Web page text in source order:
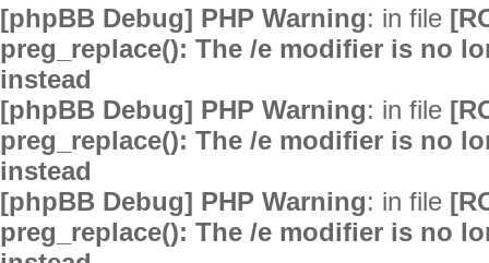
[phpBB Debug] PHP Warning: in file
preg_replace(): The /e modifier is no
instead
[phpBB Debug] PHP Warning: in file
preg_replace(): The /e modifier is no
instead
[phpBB Debug] PHP Warning: in file
preg_replace(): The /e modifier is no